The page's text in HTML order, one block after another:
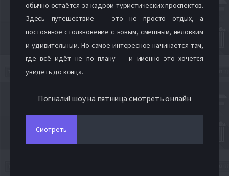
обычно остаётся за кадром туристических проспектов.
Здесь путешествие — это не просто отдых, а
постоянное столкновение с новым, смешным, неловким
и удивительным. Но самое интересное начинается там,
где всё идёт не по плану — и именно это хочется
увидеть до конца.
Погнали! шоу на пятница смотреть онлайн
Смотреть